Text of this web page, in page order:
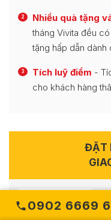
2 Nhiều quà tặng
tháng Vivita đều
tặng hấp dẫn dành
3 Tích luỹ điểm -
cho khách hàng
ĐẶT
0902 6669